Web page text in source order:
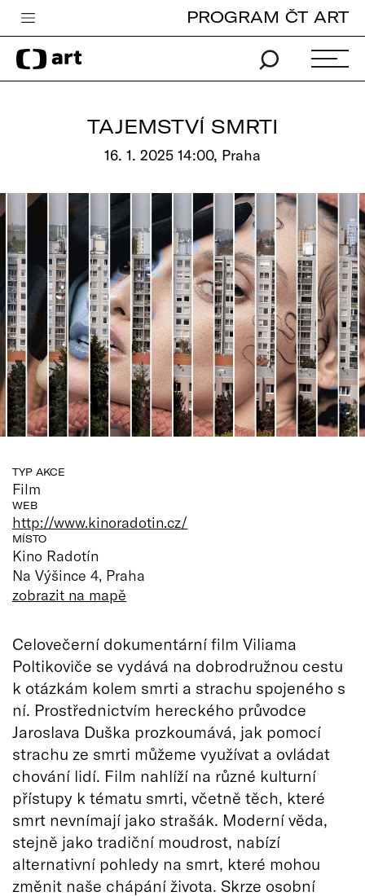
Česká televize
Zpravodajství
Pro děti
edu
Vše o ČT
PROGRAM ČT ART
TAJEMSTVÍ SMRTI
16. 1. 2025 14:00, Praha
TYP AKCE
Film
WEB
http://www.kinoradotin.cz/
MÍSTO
Kino Radotín
Na Výšince 4, Praha
zobrazit na mapě
Celovečerní dokumentární film Viliama
Poltikoviče se vydává na dobrodružnou cestu
k otázkám kolem smrti a strachu spojeného s
ní. Prostřednictvím hereckého průvodce
Jaroslava Duška prozkoumává, jak pomocí
strachu ze smrti můžeme využívat a ovládat
chování lidí. Film nahlíží na různé kulturní
přístupy k tématu smrti, včetně těch, které
smrt nevnímají jako strašák. Moderní věda,
stejně jako tradiční moudrost, nabízí
alternativní pohledy na smrt, které mohou
změnit naše chápání života. Skrze osobní